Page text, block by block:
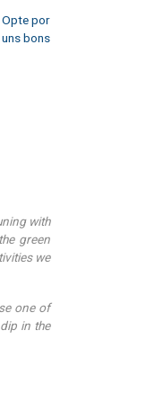
Opte por
bons
with
green
we
one of
in the